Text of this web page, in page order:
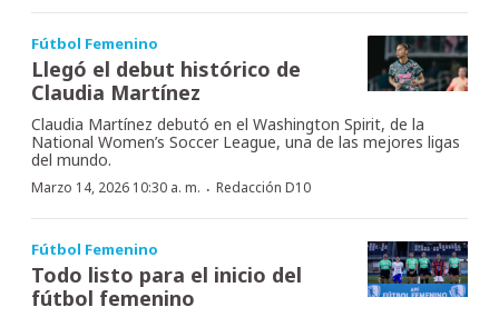
Fútbol Femenino
Llegó el debut histórico de
Claudia Martínez
Claudia Martínez debutó en el Washington Spirit, de la
National Women’s Soccer League, una de las mejores ligas
del mundo.
Marzo 14, 2026 10:30 a. m. · Redacción D10
Fútbol Femenino
Todo listo para el inicio del
fútbol femenino